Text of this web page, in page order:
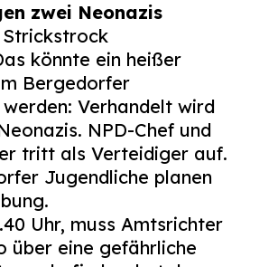
zwei Neonazis
Strickstrock
könnte ein heißer
Bergedorfer
Verhandelt wird
NPD-Chef und
tritt als Verteidiger auf.
Jugendliche planen
Uhr, muss Amtsrichter
über eine gefährliche